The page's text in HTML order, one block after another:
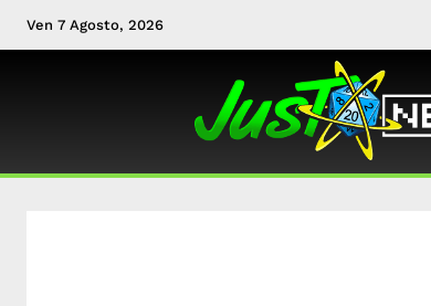
Ven 7 Agosto, 2026